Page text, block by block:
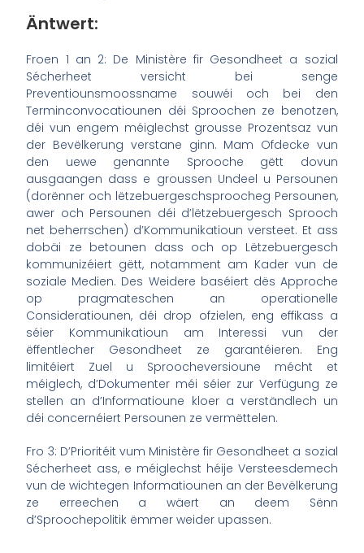
Äntwert:
Froen 1 an 2: De Ministère fir Gesondheet a sozial
Sécherheet versicht bei senge
Preventiounsmoossname souwéi och bei den
Terminconvocatiounen déi Sproochen ze benotzen,
déi vun engem méiglechst grousse Prozentsaz vun
der Bevëlkerung verstane ginn. Mam Ofdecke vun
den uewe genannte Sprooche gëtt dovun
ausgaangen dass e groussen Undeel u Persounen
(dorënner och lëtzebuergeschsproocheg Persounen,
awer och Persounen déi d’lëtzebuergesch Sprooch
net beherrschen) d’Kommunikatioun versteet. Et ass
dobäi ze betounen dass och op Lëtzebuergesch
kommunizéiert gëtt, notamment am Kader vun de
soziale Medien. Des Weidere baséiert dës Approche
op pragmateschen an operationelle
Consideratiounen, déi drop ofzielen, eng effikass a
séier Kommunikatioun am Interessi vun der
ëffentlecher Gesondheet ze garantéieren. Eng
limitéiert Zuel u Sproocheversioune mécht et
méiglech, d’Dokumenter méi séier zur Verfügung ze
stellen an d’Informatioune kloer a verständlech un
déi concernéiert Persounen ze vermëttelen.
Fro 3: D’Prioritéit vum Ministère fir Gesondheet a sozial
Sécherheet ass, e méiglechst héije Versteesdemech
vun de wichtegen Informatiounen an der Bevëlkerung
ze erreechen a wäert an deem Sënn
d’Sproochepolitik ëmmer weider upassen.